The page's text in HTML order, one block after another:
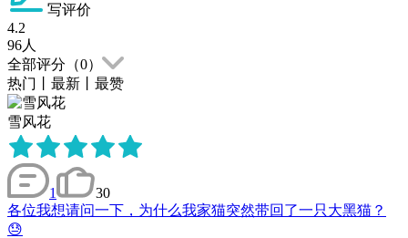
写评价
4.2
96人
全部评分（0）
热门
最新 最赞
雪风花
1
30
各位我想请问一下，为什么我家猫突然带回了一只大黑猫？
😓